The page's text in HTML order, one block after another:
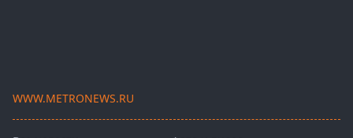
WWW.METRONEWS.RU